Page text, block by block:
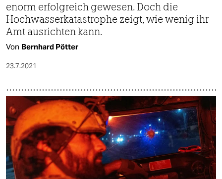
enorm erfolgreich gewesen. Doch die
Hochwasserkatastrophe zeigt, wie wenig ihr
Amt ausrichten kann.
Von Bernhard Pötter
23.7.2021